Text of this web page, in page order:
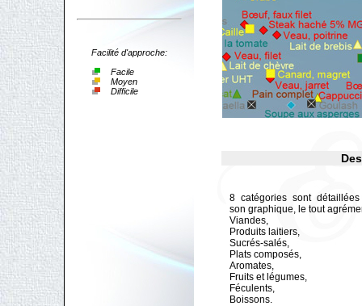
Facilité d'approche:
Facile
Moyen
Difficile
8 catégories sont
son graphique, le tout
Viandes,
Produits laitiers,
Sucrés-salés,
Plats composés,
Aromates,
Fruits et légumes,
Féculents,
Boissons.